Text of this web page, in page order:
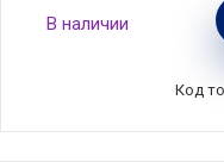
Бутылка
керамика,
В наличии
Код